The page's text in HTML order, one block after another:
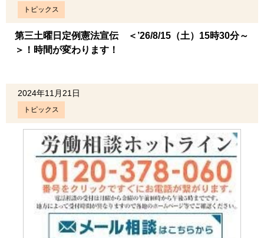
トピックス
第三土曜日定例憲法宣伝 ＜’26/8/15（土）15時30分～
＞！時間が変わります！
2024年11月21日
トピックス